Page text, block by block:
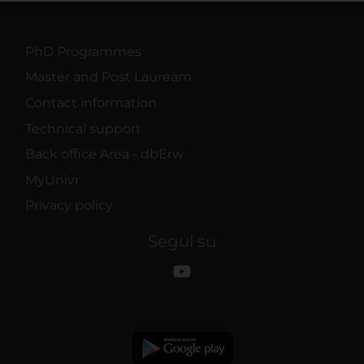
PhD Programmes
Master and Post Lauream
Contact information
Technical support
Back office Area - dbErw
MyUnivr
Privacy policy
Segui su